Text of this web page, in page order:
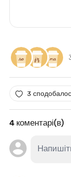
3
4 коментарі(в)